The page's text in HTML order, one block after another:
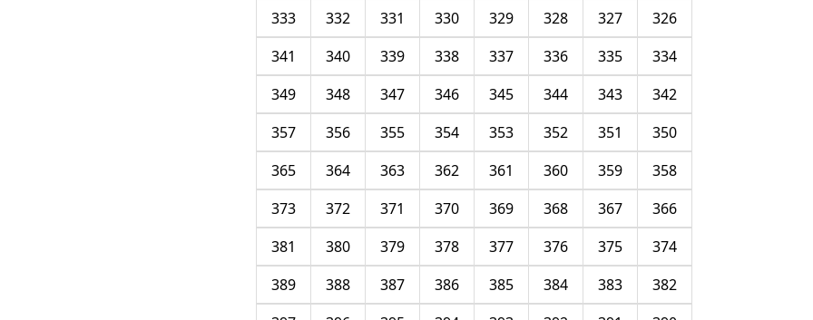
326
327
328
329
330
331
332
333
334
335
336
337
338
339
340
341
342
343
344
345
346
347
348
349
350
351
352
353
354
355
356
357
358
359
360
361
362
363
364
365
366
367
368
369
370
371
372
373
374
375
376
377
378
379
380
381
382
383
384
385
386
387
388
389